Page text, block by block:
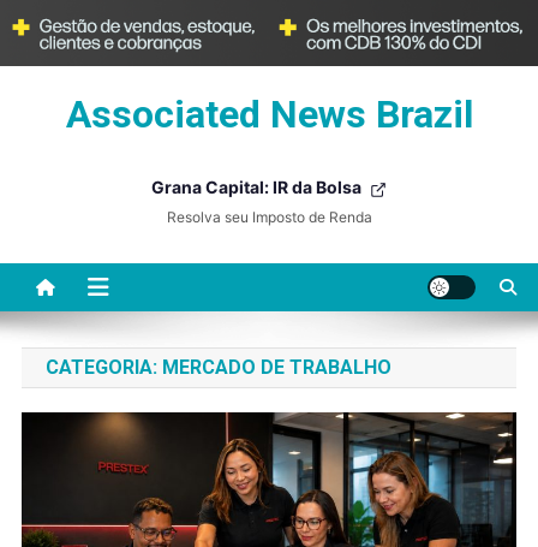
Associated News Brazil
Grana Capital: IR da Bolsa
Resolva seu Imposto de Renda
CATEGORIA: MERCADO DE TRABALHO